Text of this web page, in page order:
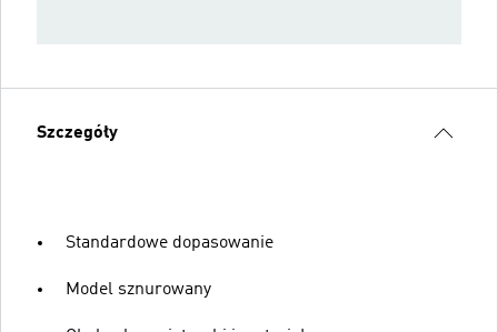
Szczegóły
Standardowe dopasowanie
Model sznurowany